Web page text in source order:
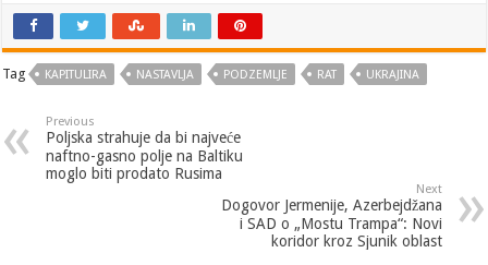
Tag KAPITULIRA NASTAVLJA PODZEMLJE RAT UKRAJINA
Previous
Poljska strahuje da bi najveće
naftno-gasno polje na Baltiku
moglo biti prodato Rusima
Next
Dogovor Jermenije, Azerbejdžana
i SAD o „Mostu Trampa“: Novi
koridor kroz Sjunik oblast